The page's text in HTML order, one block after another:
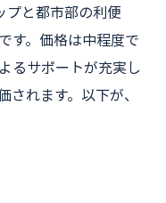
プと都市部の利便
す。価格は中程度で
るサポートが充実し
れます。以下が、